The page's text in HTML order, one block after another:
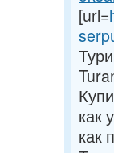
[url=
как
как